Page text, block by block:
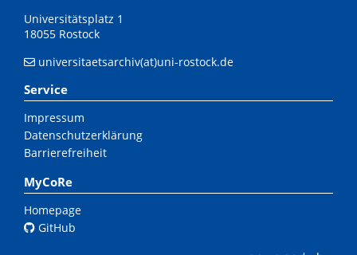
Universitätsplatz 1
18055 Rostock
universitaetsarchiv(at)uni-rostock.de
Service
Impressum
Datenschutzerklärung
Barrierefreiheit
MyCoRe
Homepage
GitHub